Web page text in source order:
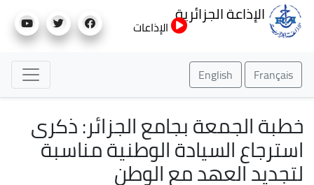
إلى
الإذاعة الجزائرية
الإذاعات
Français
English
خطبة الجمعة بجامع الجزائر: ذكرى
استرجاع السيادة الوطنية مناسبة
لتجديد العهد مع الوطن